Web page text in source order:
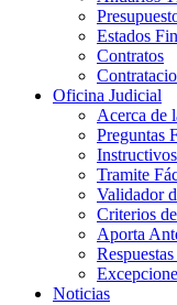
Estados
Contratos
Oficina Judicial
Acerca de
Preguntas
Tramite
Validador
Criterios
Aporta
Noticias